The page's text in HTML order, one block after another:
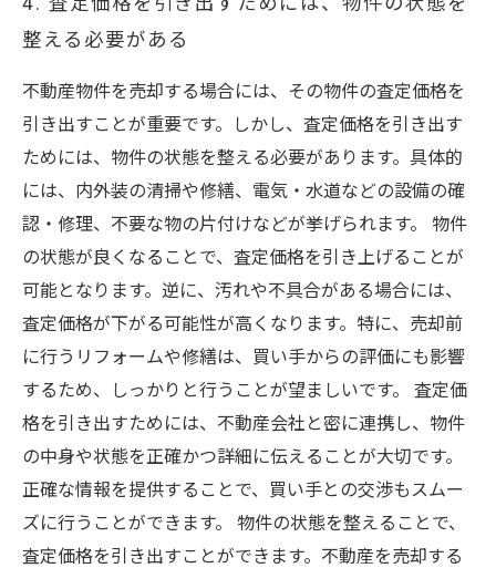
整える必要がある
不動産物件を売却する場合には、その物件の査定価格を
引き出すことが重要です。しかし、査定価格を引き出す
ためには、物件の状態を整える必要があります。具体的
には、内外装の清掃や修繕、電気・水道などの設備の確
認・修理、不要な物の片付けなどが挙げられます。 物件
の状態が良くなることで、査定価格を引き上げることが
可能となります。逆に、汚れや不具合がある場合には、
査定価格が下がる可能性が高くなります。特に、売却前
に行うリフォームや修繕は、買い手からの評価にも影響
するため、しっかりと行うことが望ましいです。 査定価
格を引き出すためには、不動産会社と密に連携し、物件
の中身や状態を正確かつ詳細に伝えることが大切です。
正確な情報を提供することで、買い手との交渉もスムー
ズに行うことができます。 物件の状態を整えることで、
査定価格を引き出すことができます。不動産を売却する